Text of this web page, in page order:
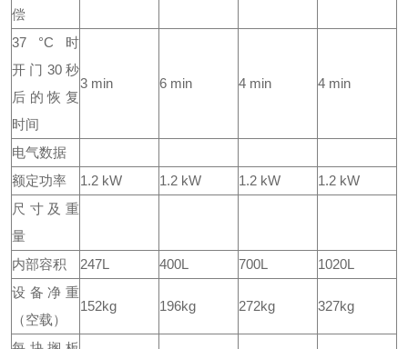
偿
37 °C 时
开门30秒
后的恢复
时间
3 min 6 min 4 min 4 min
电气数据
额定功率
1.2 kW 1.2 kW 1.2 kW
1.2 kW
尺寸及重
量
内部容积
247L 400L 700L
1020L
设备净重
（空载）
152kg 196kg 272kg 327kg